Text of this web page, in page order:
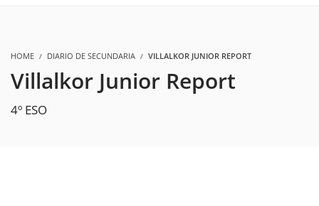
HOME DIARIO DE SECUNDARIA VILLALKOR JUNIOR REPORT
Villalkor Junior Report
4º ESO